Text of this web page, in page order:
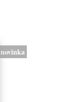
novinka